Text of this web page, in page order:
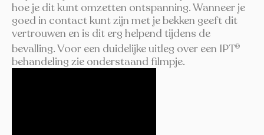
hoe je dit kunt omzetten ontspanning. Wanneer je
goed in contact kunt zijn met je bekken geeft dit
vertrouwen en is dit erg helpend tijdens de
bevalling. Voor een duidelijke uitleg over een IPT®
behandeling zie onderstaand filmpje.